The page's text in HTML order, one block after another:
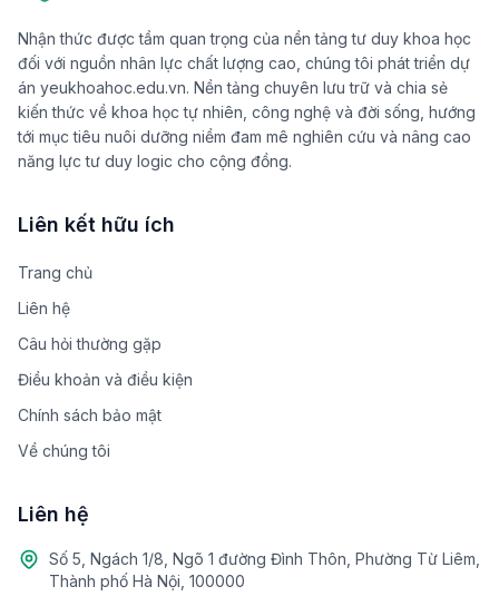
Nhận thức được tầm quan trọng của nền tảng tư duy khoa học
đối với nguồn nhân lực chất lượng cao, chúng tôi phát triển dự
án yeukhoahoc.edu.vn. Nền tảng chuyên lưu trữ và chia sẻ
kiến thức về khoa học tự nhiên, công nghệ và đời sống, hướng
tới mục tiêu nuôi dưỡng niềm đam mê nghiên cứu và nâng cao
năng lực tư duy logic cho cộng đồng.
Liên kết hữu ích
Trang chủ
Liên hệ
Câu hỏi thường gặp
Điều khoản và điều kiện
Chính sách bảo mật
Về chúng tôi
Liên hệ
Số 5, Ngách 1/8, Ngõ 1 đường Đình Thôn, Phường Từ Liêm,
Thành phố Hà Nội, 100000